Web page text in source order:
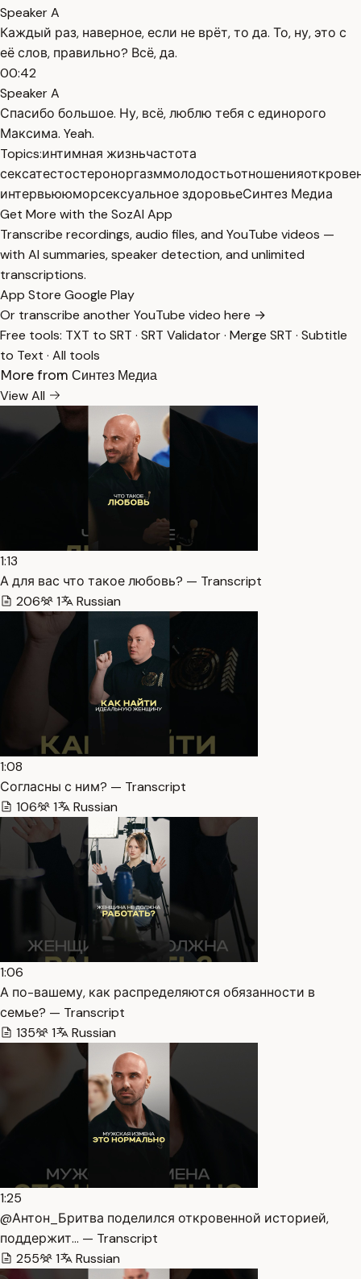
Speaker A
Каждый раз, наверное, если не врёт, то да. То, ну, это с
её слов, правильно? Всё, да.
00:42
Speaker A
Спасибо большое. Ну, всё, люблю тебя с единорого
Максима. Yeah.
Topics:интимная жизньчастота
сексатестостероноргазммолодостьотношения
интервьююморсексуальное здоровьеСинтез Медиа
Get More with the SozAI App
Transcribe recordings, audio files, and YouTube videos —
with AI summaries, speaker detection, and unlimited
transcriptions.
App Store Google Play
Or transcribe another YouTube video here →
Free tools: TXT to SRT · SRT Validator· Merge SRT · Subtitle
to Text · All tools
More from Синтез Медиа
View All
1:13
А для вас что такое любовь? — Transcript
206
1 Russian
1:08
Согласны с ним? — Transcript
106
1 Russian
1:06
А по-вашему, как распределяются обязанности в
семье? — Transcript
135
1 Russian
1:25
@Антон_Бритва поделился откровенной историей,
поддержит… — Transcript
255
1 Russian